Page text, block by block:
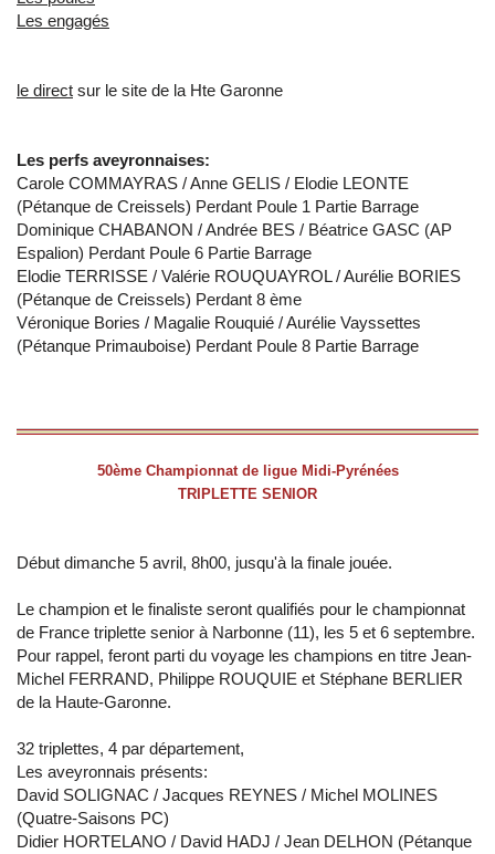
Les engagés
le direct sur le site de la Hte Garonne
Les perfs aveyronnaises:
Carole COMMAYRAS / Anne GELIS / Elodie LEONTE
(Pétanque de Creissels) Perdant Poule 1 Partie Barrage
Dominique CHABANON / Andrée BES / Béatrice GASC (AP
Espalion) Perdant Poule 6 Partie Barrage
Elodie TERRISSE / Valérie ROUQUAYROL / Aurélie BORIES
(Pétanque de Creissels) Perdant 8 ème
Véronique Bories / Magalie Rouquié / Aurélie Vayssettes
(Pétanque Primauboise) Perdant Poule 8 Partie Barrage
50ème Championnat de ligue Midi-Pyrénées
TRIPLETTE SENIOR
Début dimanche 5 avril, 8h00, jusqu'à la finale jouée.
Le champion et le finaliste seront qualifiés pour le championnat
de France triplette senior à Narbonne (11), les 5 et 6 septembre.
Pour rappel, feront parti du voyage les champions en titre Jean-
Michel FERRAND, Philippe ROUQUIE et Stéphane BERLIER
de la Haute-Garonne.
32 triplettes, 4 par département,
Les aveyronnais présents:
David SOLIGNAC / Jacques REYNES / Michel MOLINES
(Quatre-Saisons PC)
Didier HORTELANO / David HADJ / Jean DELHON (Pétanque